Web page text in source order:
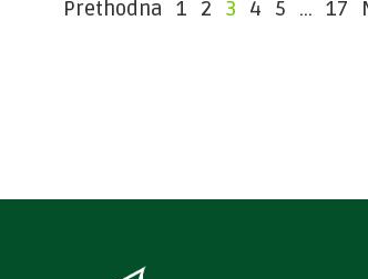
Prethodna 1 2 3 4 5 … 17